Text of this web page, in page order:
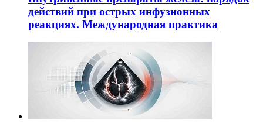
действий при острых инфузионных
реакциях. Международная практика